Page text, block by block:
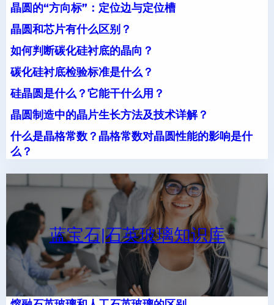
晶圆的“方向标”：定位边与定位槽
晶圆和芯片有什么区别？
如何判断碳化硅衬底的晶向？
碳化硅衬底检验标准是什么？
硅晶圆是什么？它能干什么用？
晶圆制造中的晶片生长方法及技术详解？
什么是晶格常数？晶格常数对晶圆性能的影响是什
么？
蓝宝石|石英玻璃知识库